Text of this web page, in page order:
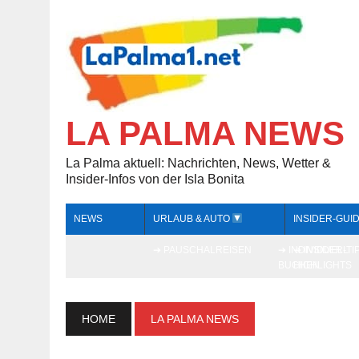
LA PALMA NEWS
La Palma aktuell: Nachrichten, News, Wetter &
Insider-Infos von der Isla Bonita
NEWS URLAUB & AUTO INSIDER-
HOME LA PALMA NEWS